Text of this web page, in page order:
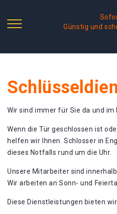
Günstig und
Wir sind immer für Sie da und
Wenn die Tür geschlossen ist
helfen wir Ihnen. Schlosser in
dieses Notfalls rund um die Uhr.
Unsere Mitarbeiter sind
Wir arbeiten an Sonn- und
Diese Dienstleistungen bieten